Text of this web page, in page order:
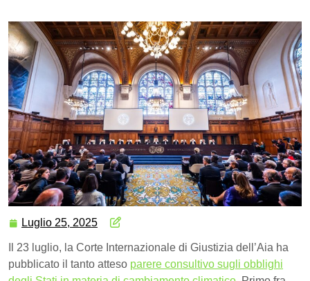
Luglio 25, 2025
Il 23 luglio, la Corte Internazionale di Giustizia dell’Aia ha
pubblicato il tanto atteso parere consultivo sugli obblighi